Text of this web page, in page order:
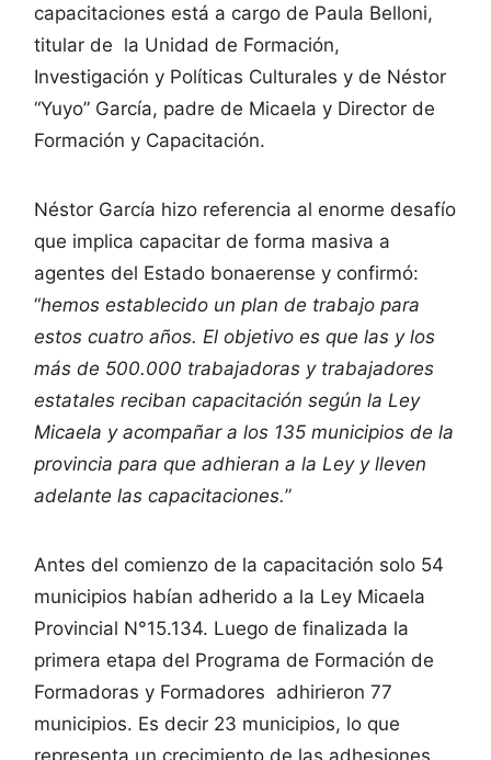
capacitaciones está a cargo de Paula Belloni,
titular de la Unidad de Formación,
Investigación y Políticas Culturales y de Néstor
“Yuyo” García, padre de Micaela y Director de
Formación y Capacitación.
Néstor García hizo referencia al enorme desafío
que implica capacitar de forma masiva a
agentes del Estado bonaerense y confirmó:
“hemos establecido un plan de trabajo para
estos cuatro años. El objetivo es que las y los
más de 500.000 trabajadoras y trabajadores
estatales reciban capacitación según la Ley
Micaela y acompañar a los 135 municipios de la
provincia para que adhieran a la Ley y lleven
adelante las capacitaciones.”
Antes del comienzo de la capacitación solo 54
municipios habían adherido a la Ley Micaela
Provincial N°15.134. Luego de finalizada la
primera etapa del Programa de Formación de
Formadoras y Formadores adhirieron 77
municipios. Es decir 23 municipios, lo que
representa un crecimiento de las adhesiones